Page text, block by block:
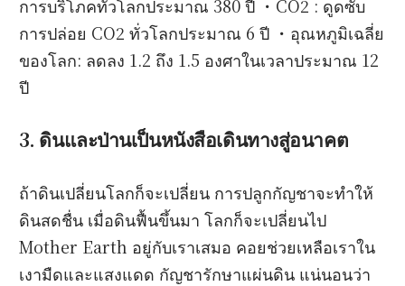
การบริโภคทั่วโลกประมาณ 380 ปี ・CO2 : ดูดซับ
การปล่อย CO2 ทั่วโลกประมาณ 6 ปี ・อุณหภูมิเฉลี่ย
ของโลก: ลดลง 1.2 ถึง 1.5 องศาในเวลาประมาณ 12
ปี
3. ดินและป่านเป็นหนังสือเดินทางสู่อนาคต
ถ้าดินเปลี่ยนโลกก็จะเปลี่ยน การปลูกกัญชาจะทำให้
ดินสดชื่น เมื่อดินฟื้นขึ้นมา โลกก็จะเปลี่ยนไป
Mother Earth อยู่กับเราเสมอ คอยช่วยเหลือเราใน
เงามืดและแสงแดด กัญชารักษาแผ่นดิน แน่นอนว่า